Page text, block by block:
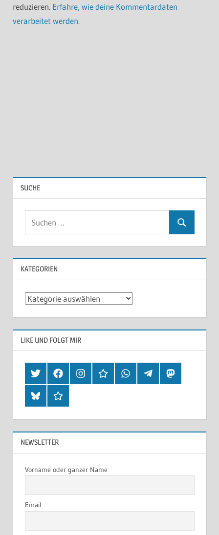
reduzieren. Erfahre, wie deine Kommentardaten
verarbeitet werden.
SUCHE
KATEGORIEN
Kategorien
LIKE UND FOLGT MIR
TwitterFacebookInstagramHearthisWhatsappTelegramMastodon
BlueskyThreads
NEWSLETTER
Vorname oder ganzer Name
Email